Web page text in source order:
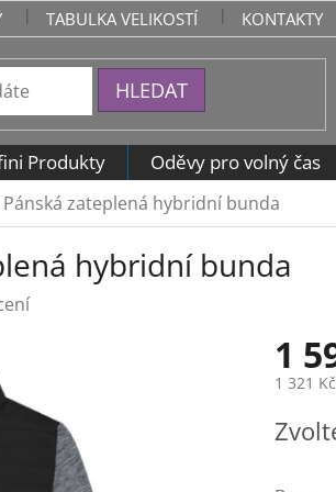
TABULKA VELIKOSTÍ KONTAKTY
HLEDAT
Produkty Oděvy pro volný čas
Pánská zateplená hybridní bunda
hybridní bunda
1
1 321
cena: